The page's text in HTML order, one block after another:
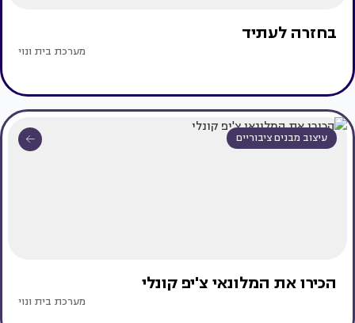
בחזרה לעתיד
מערכת בית ונוי
עיצוב מבנים ציבוריים
הכירו את המלונאי צ'יפ קונלי
מערכת בית ונוי